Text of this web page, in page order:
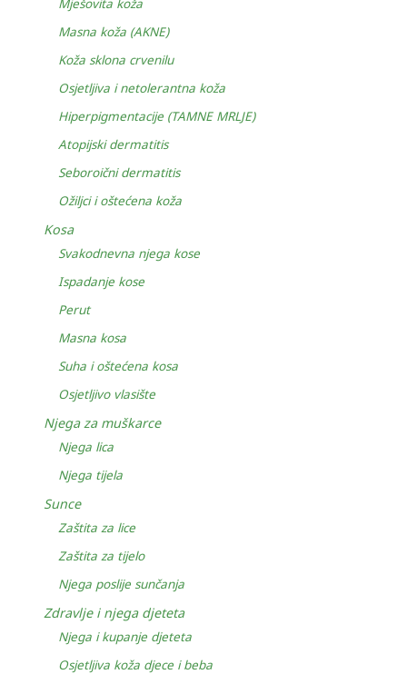
Mješovita koža
Masna koža (AKNE)
Koža sklona crvenilu
Osjetljiva i netolerantna koža
Hiperpigmentacije (TAMNE MRLJE)
Atopijski dermatitis
Seboroični dermatitis
Ožiljci i oštećena koža
Kosa
Svakodnevna njega kose
Ispadanje kose
Perut
Masna kosa
Suha i oštećena kosa
Osjetljivo vlasište
Njega za muškarce
Njega lica
Njega tijela
Sunce
Zaštita za lice
Zaštita za tijelo
Njega poslije sunčanja
Zdravlje i njega djeteta
Njega i kupanje djeteta
Osjetljiva koža djece i beba